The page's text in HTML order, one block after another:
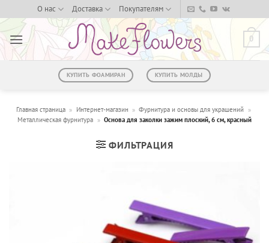
to
content
О нас Доставка Покупателям
0
КУПИТЬ ФОАМИРАН КУПИТЬ МОЛДЫ
Главная страница » Интернет-магазин » Фурнитура и основы для украшений »
Металлическая фурнитура » Основа для заколки зажим плоский, 6 см, красный
ФИЛЬТРАЦИЯ